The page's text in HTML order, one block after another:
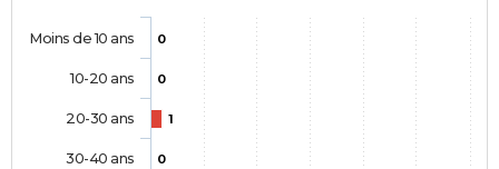
0
0
1
0
Moins de 10 ans
10-20 ans
20-30 ans
30-40 ans